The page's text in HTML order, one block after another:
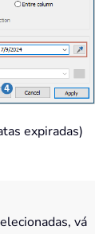
expiradas)
vá